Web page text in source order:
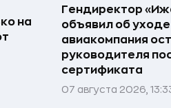
на
Гендиректор
объявил об
авиакомпания
руководителя
сертификата
07 августа 2026,